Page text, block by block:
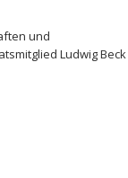
und
Ludwig Beck